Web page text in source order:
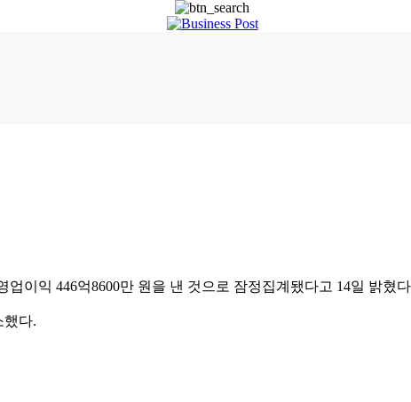
이익 446억8600만 원을 낸 것으로 잠정집계됐다고 14일 밝혔
했다.